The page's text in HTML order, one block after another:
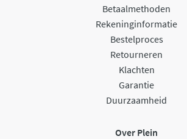
Betaalmethoden
Rekeninginformatie
Bestelproces
Retourneren
Klachten
Garantie
Duurzaamheid
Over Plein